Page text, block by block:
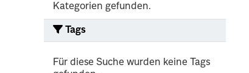
Kategorien gefunden.
Tags
Für diese Suche wurden keine Tags